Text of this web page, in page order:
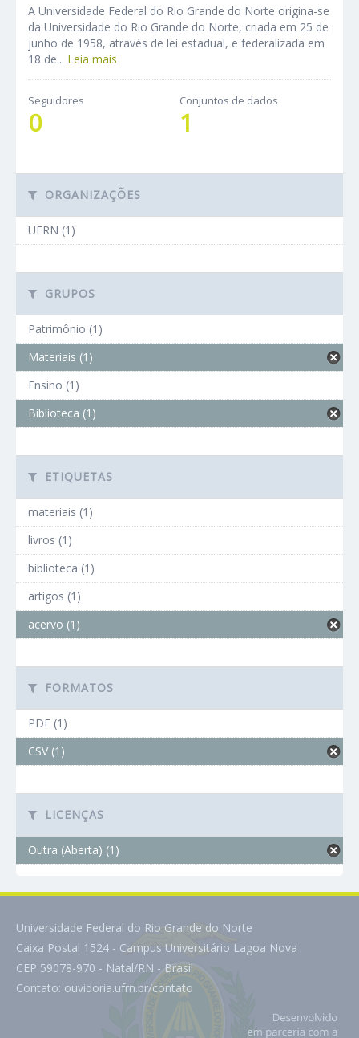
A Universidade Federal do Rio Grande do Norte origina-se
da Universidade do Rio Grande do Norte, criada em 25 de
junho de 1958, através de lei estadual, e federalizada em
18 de... Leia mais
Seguidores
0
Conjuntos de dados
1
ORGANIZAÇÕES
UFRN (1)
GRUPOS
Patrimônio (1)
Materiais (1)
Ensino (1)
Biblioteca (1)
ETIQUETAS
materiais (1)
livros (1)
biblioteca (1)
artigos (1)
acervo (1)
FORMATOS
PDF (1)
CSV (1)
LICENÇAS
Outra (Aberta) (1)
Universidade Federal do Rio Grande do Norte
Caixa Postal 1524 - Campus Universitário Lagoa Nova
CEP 59078-970 - Natal/RN - Brasil
Contato: ouvidoria.ufrn.br/contato